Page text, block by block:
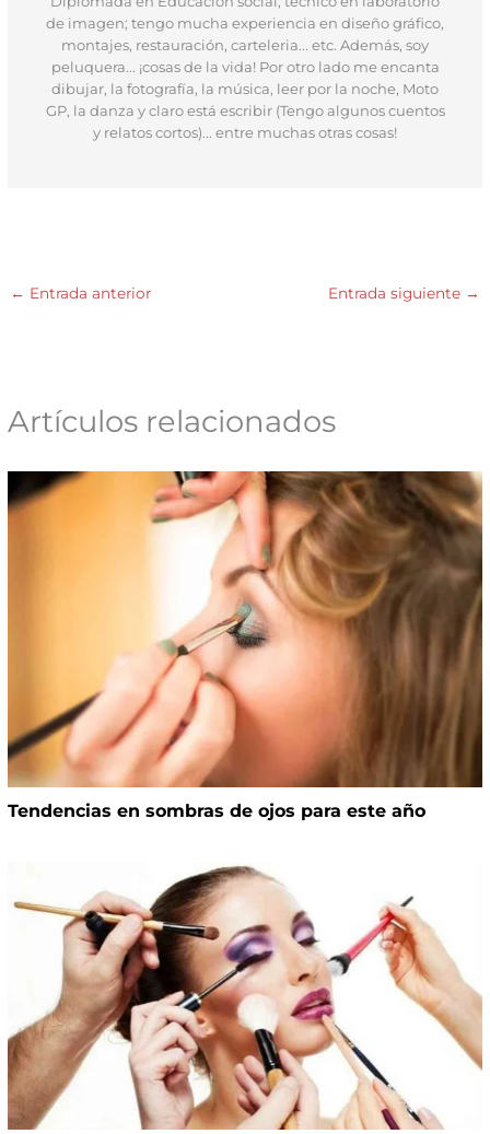
de imagen; tengo mucha experiencia en diseño gráfico,
montajes, restauración, carteleria... etc. Además, soy
peluquera... ¡cosas de la vida! Por otro lado me encanta
dibujar, la fotografía, la música, leer por la noche, Moto
GP, la danza y claro está escribir (Tengo algunos cuentos
y relatos cortos)... entre muchas otras cosas!
← Entrada anterior Entrada siguiente →
Artículos relacionados
Tendencias en sombras de ojos para este año